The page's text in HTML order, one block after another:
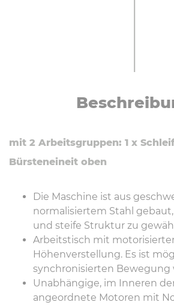
mit 2 Arbeitsgruppen: 1 x
Bürsteneineit oben
Die Maschine ist aus
normalisiertem Stahl
und steife Struktur zu
Arbeitstisch mit
Höhenverstellung. Es ist
synchronisierten Bewegung
Unabhängige, im Inneren
angeordnete Motoren mit